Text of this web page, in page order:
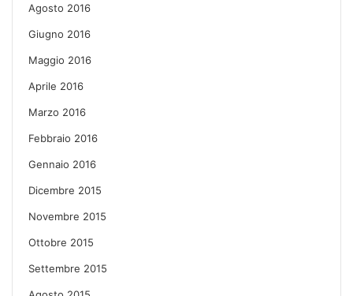
Agosto 2016
Giugno 2016
Maggio 2016
Aprile 2016
Marzo 2016
Febbraio 2016
Gennaio 2016
Dicembre 2015
Novembre 2015
Ottobre 2015
Settembre 2015